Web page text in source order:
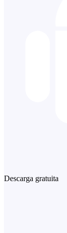
Descarga gratuita